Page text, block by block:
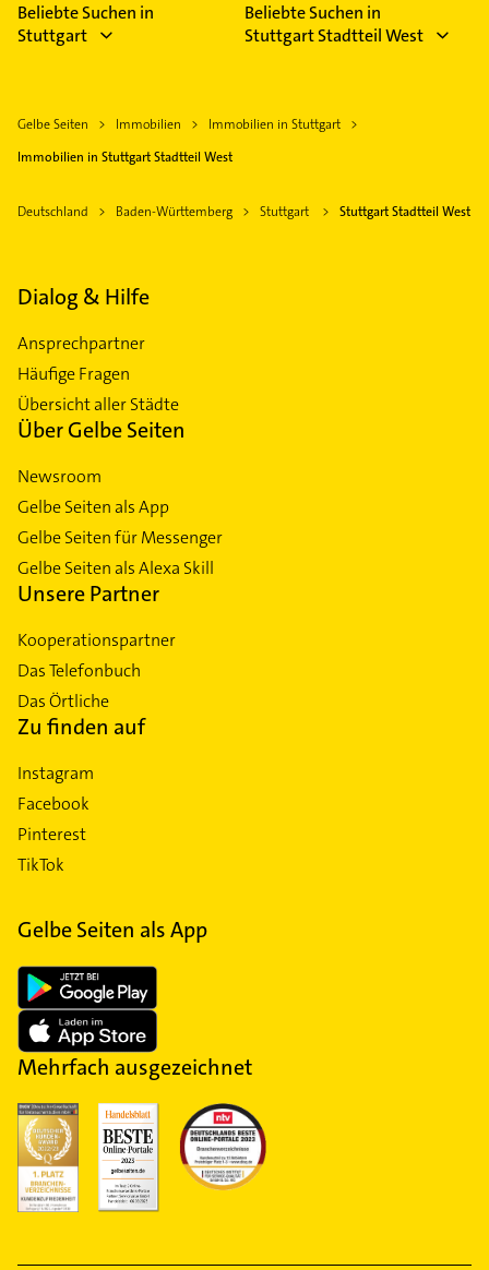
Beliebte Suchen in
Stuttgart
Beliebte Suchen in
Stuttgart Stadtteil West
Gelbe Seiten Immobilien
Immobilien in Stuttgart
Immobilien in Stuttgart Stadtteil West
Deutschland Baden-Württemberg Stuttgart Stuttgart Stadtteil West
Dialog & Hilfe
Ansprechpartner
Häufige Fragen
Übersicht aller Städte
Über Gelbe Seiten
Newsroom
Gelbe Seiten als App
Gelbe Seiten für Messenger
Gelbe Seiten als Alexa Skill
Unsere Partner
Kooperationspartner
Das Telefonbuch
Das Örtliche
Zu finden auf
Instagram
Facebook
Pinterest
TikTok
Gelbe Seiten als App
Mehrfach ausgezeichnet